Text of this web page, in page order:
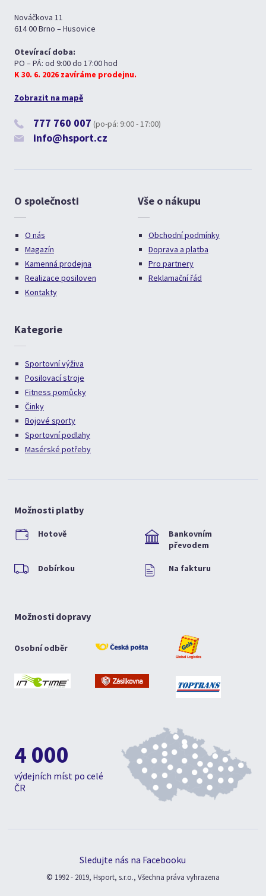
Nováčkova 11
614 00 Brno – Husovice
Otevírací doba:
PO – PÁ: od 9:00 do 17:00 hod
K 30. 6. 2026 zavíráme prodejnu.
Zobrazit na mapě
777 760 007 (po-pá: 9:00 - 17:00)
info@hsport.cz
O společnosti
O nás
Magazín
Kamenná prodejna
Realizace posiloven
Kontakty
Vše o nákupu
Obchodní podmínky
Doprava a platba
Pro partnery
Reklamační řád
Kategorie
Sportovní výživa
Posilovací stroje
Fitness pomůcky
Činky
Bojové sporty
Sportovní podlahy
Masérské potřeby
Možnosti platby
Hotově
Bankovním
převodem
Dobírkou Na fakturu
Možnosti dopravy
Osobní odběr
4 000
výdejních míst po celé
ČR
Sledujte nás na Facebooku
© 1992 - 2019, Hsport, s.r.o., Všechna práva vyhrazena